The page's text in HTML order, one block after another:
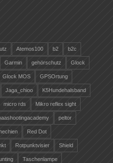
Atemos100 b2 b2c
Garmin gehörschutz Glock
Glock MOS GPSOrtung
Jaga_chioo K5Hundehalsband
micro rds Mikro reflex sight
peltor
Red Dot
Rotpunktvisier Shield
Taschenlampe